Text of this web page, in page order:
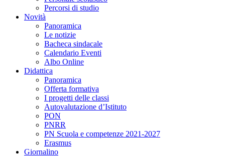
Percorsi di studio
Novità
Panoramica
Le notizie
Bacheca sindacale
Calendario Eventi
Albo Online
Didattica
Panoramica
Offerta formativa
I progetti delle classi
Autovalutazione d’Istituto
PON
PNRR
PN Scuola e competenze 2021-2027
Erasmus
Giornalino